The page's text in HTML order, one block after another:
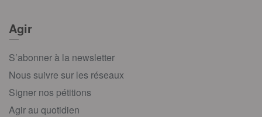
Agir
S’abonner à la newsletter
Nous suivre sur les réseaux
Signer nos pétitions
Agir au quotidien